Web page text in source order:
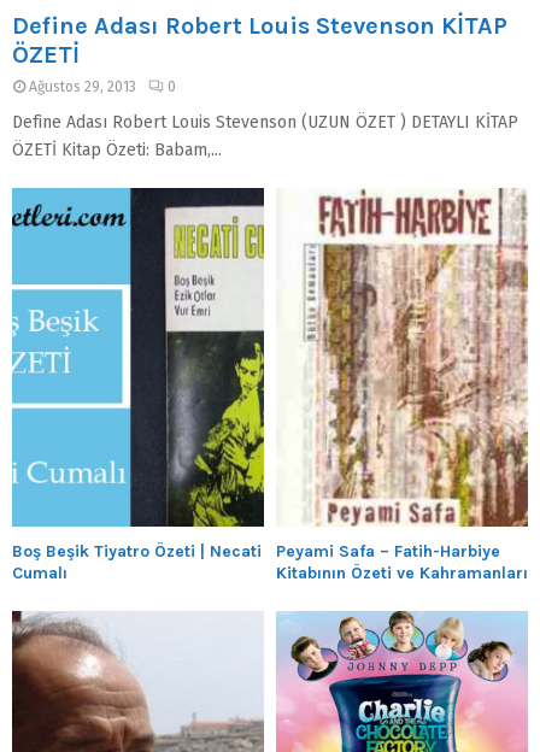
Define Adası Robert Louis Stevenson KİTAP
ÖZETİ
Ağustos 29, 2013 0
Define Adası Robert Louis Stevenson (UZUN ÖZET ) DETAYLI KİTAP
ÖZETİ Kitap Özeti: Babam,...
Boş Beşik Tiyatro Özeti | Necati
Cumalı
Peyami Safa – Fatih-Harbiye
Kitabının Özeti ve Kahramanları